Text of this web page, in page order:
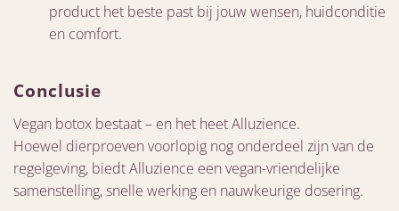
product het beste past bij jouw wensen, huidconditie
en comfort.
Conclusie
Vegan botox bestaat – en het heet Alluzience.
Hoewel dierproeven voorlopig nog onderdeel zijn van de
regelgeving, biedt Alluzience een vegan-vriendelijke
samenstelling, snelle werking en nauwkeurige dosering.